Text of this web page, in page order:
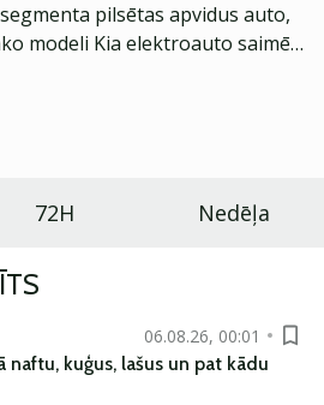
pilsētas apvidus auto,
modeli Kia elektroauto saimē
72H Nedēļa
06.08.26, 00:01
naftu, kuģus, lašus un pat kādu